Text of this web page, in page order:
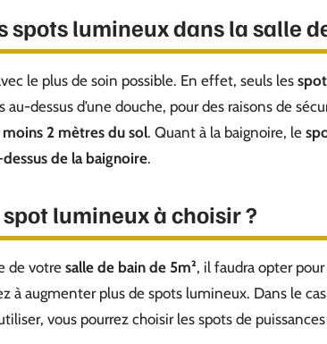
lumineux dans la salle
le plus de soin possible. En effet, seuls les
au-dessus d’une douche, pour des raisons de
2 mètres du sol. Quant à la baignoire, le
de la baignoire.
lumineux à choisir ?
de votre salle de bain de 5m², il faudra opter
à augmenter plus de spots lumineux. Dans le
vous pourrez choisir les spots de